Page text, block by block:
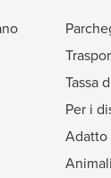
Tassa
Per i